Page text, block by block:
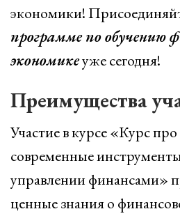
экономики!
программе по обучению
экономикеуже сегодня!
Преимущества
Участие в курсе «Курс
современные
управлении финансами»
ценные знания о